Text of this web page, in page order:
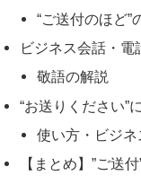
“ご送付のほど”
ビジネス会話・電
敬語の解説
“お送りください”
使い方・ビジ
【まとめ】”ご送